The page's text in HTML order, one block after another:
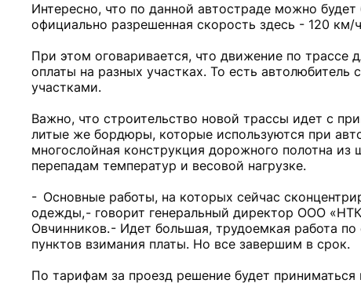
Интересно, что по данной автостраде можно
официально разрешенная скорость здесь - 120 км/
При этом оговаривается, что движение по трассе
оплаты на разных участках. То есть
участками.
Важно, что строительство новой трассы идет с
литые же бордюры, которые используются при
многослойная конструкция дорожного полотна из
перепадам температур и весовой нагрузке.
- Основные работы, на которых сейчас
одежды, - говорит генеральный директор ООО
Овчинников. - Идет большая, трудоемкая работа
пунктов взимания платы. Но все завершим в срок.
По тарифам за проезд решение будет приниматься